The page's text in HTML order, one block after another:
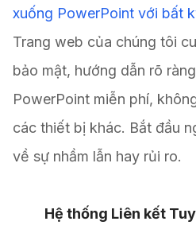
xuống PowerPoint với bất
Trang web của chúng tôi
bảo mật, hướng dẫn rõ
PowerPoint miễn phí,
các thiết bị khác. Bắt đầu
về sự nhầm lẫn hay rủi ro.
Hệ thống Liên kết